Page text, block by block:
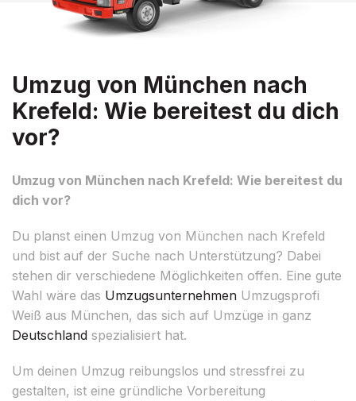
Umzug von München nach
Krefeld: Wie bereitest du dich
vor?
Umzug von München nach Krefeld: Wie bereitest du
dich vor?
Du planst einen Umzug von München nach Krefeld
und bist auf der Suche nach Unterstützung? Dabei
stehen dir verschiedene Möglichkeiten offen. Eine gute
Wahl wäre das Umzugsunternehmen Umzugsprofi
Weiß aus München, das sich auf Umzüge in ganz
Deutschland spezialisiert hat.
Um deinen Umzug reibungslos und stressfrei zu
gestalten, ist eine gründliche Vorbereitung